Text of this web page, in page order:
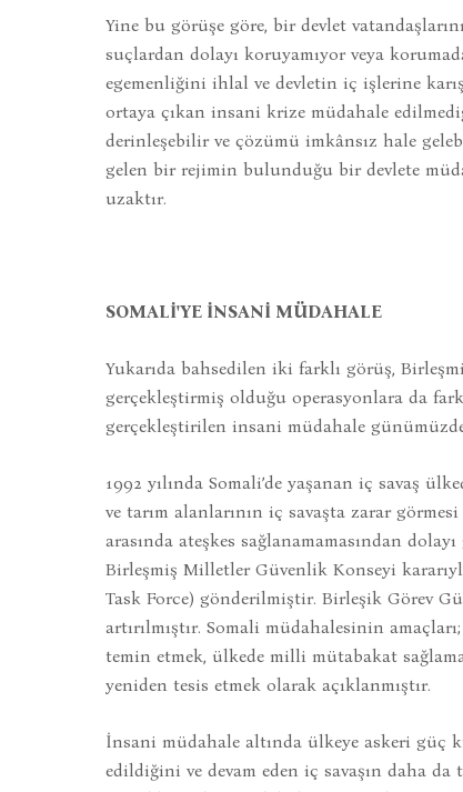
Yine bu görüşe göre, bir devlet
suçlardan dolayı koruyamıyor veya
egemenliğini ihlal ve devletin iç işlerine
ortaya çıkan insani krize müdahale
derinleşebilir ve çözümü imkânsız hale
gelen bir rejimin bulunduğu bir devlete
uzaktır.
SOMALİ'YE İNSANİ MÜDAHALE
Yukarıda bahsedilen iki farklı görüş,
gerçekleştirmiş olduğu operasyonlara da
gerçekleştirilen insani müdahale
1992 yılında Somali’de yaşanan iç savaş
ve tarım alanlarının iç savaşta zarar
arasında ateşkes sağlanamamasından
Birleşmiş Milletler Güvenlik Konseyi
Task Force) gönderilmiştir. Birleşik Görev
artırılmıştır. Somali müdahalesinin
temin etmek, ülkede milli mütabakat
yeniden tesis etmek olarak açıklanmıştır.
İnsani müdahale altında ülkeye askeri güç
edildiğini ve devam eden iç savaşın daha da